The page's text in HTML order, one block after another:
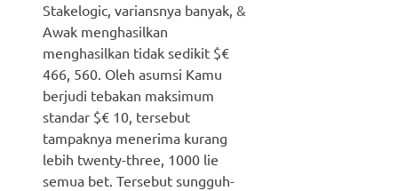
Stakelogic, variansnya banyak, &
Awak menghasilkan
menghasilkan tidak sedikit $€
466, 560. Oleh asumsi Kamu
berjudi tebakan maksimum
standar $€ 10, tersebut
tampaknya menerima kurang
lebih twenty-three, 1000 lie
semua bet. Tersebut sungguh-